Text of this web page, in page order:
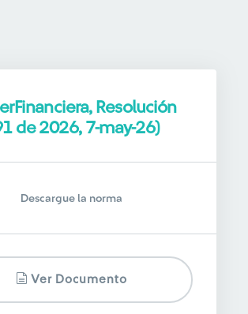
Resolución
de 2026, 7-may-26)
Descargue la norma
Ver Documento